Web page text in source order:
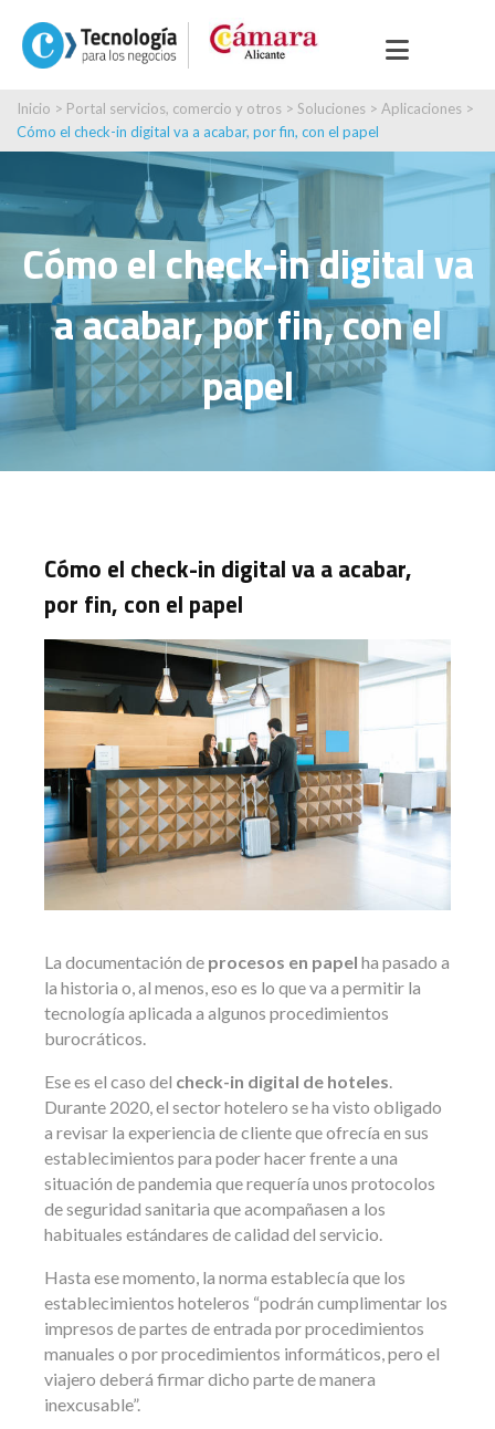
Inicio > Portal servicios, comercio y otros > Soluciones > Aplicaciones >
Cómo el check-in digital va a acabar, por fin, con el papel
Cómo el check-in digital va
a acabar, por fin, con el
papel
Cómo el check-in digital va a acabar,
por fin, con el papel
La documentación de procesos en papel ha pasado a
la historia o, al menos, eso es lo que va a permitir la
tecnología aplicada a algunos procedimientos
burocráticos.
Ese es el caso del check-in digital de hoteles.
Durante 2020, el sector hotelero se ha visto obligado
a revisar la experiencia de cliente que ofrecía en sus
establecimientos para poder hacer frente a una
situación de pandemia que requería unos protocolos
de seguridad sanitaria que acompañasen a los
habituales estándares de calidad del servicio.
Hasta ese momento, la norma establecía que los
establecimientos hoteleros “podrán cumplimentar los
impresos de partes de entrada por procedimientos
manuales o por procedimientos informáticos, pero el
viajero deberá firmar dicho parte de manera
inexcusable”.